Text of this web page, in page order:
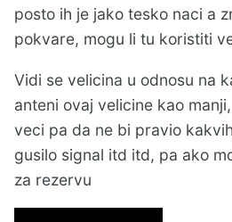
posto ih je jako tesko naci a
pokvare, mogu li tu koristiti
Vidi se velicina u odnosu na
anteni ovaj velicine kao
veci pa da ne bi pravio
gusilo signal itd itd, pa ako
za rezervu